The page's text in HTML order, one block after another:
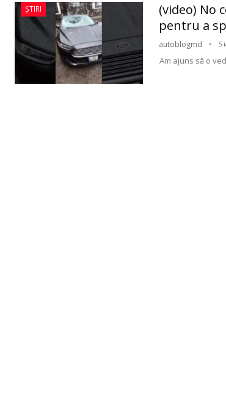
ȘTIRI
(video) No
pentru a
autoblogmd 5
Am ajuns să o